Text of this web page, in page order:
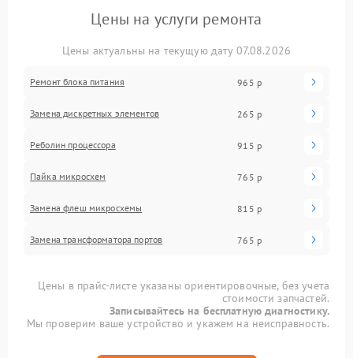
Цены на услуги ремонта
Цены актуальны на текущую дату 07.08.2026
Ремонт блока питания 965 р
Замена дискретных элементов 265 р
Реболин процессора 915 р
Пайка микросхем 765 р
Замена флеш микросхемы 815 р
Замена трансформатора портов 765 р
Цены в прайс-листе указаны ориентировочные, без учета
стоимости запчастей.
Записывайтесь на бесплатную диагностику.
Мы проверим ваше устройство и укажем на неисправность.